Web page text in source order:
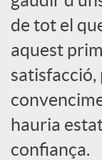
o
c
i
de tot el
aquest
satisfacció,
hauria
confiança.